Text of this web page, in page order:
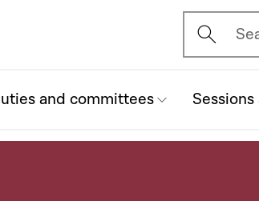
Ouvrir
and committees